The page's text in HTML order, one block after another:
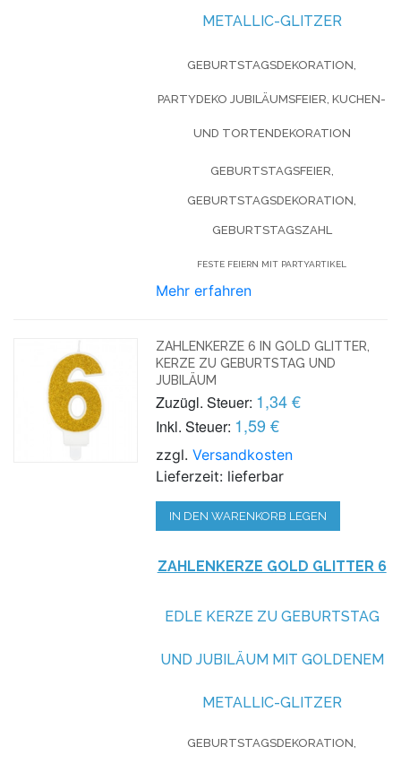
METALLIC-GLITZER
GEBURTSTAGSDEKORATION,
PARTYDEKO JUBILÄUMSFEIER, KUCHEN-
UND TORTENDEKORATION
GEBURTSTAGSFEIER,
GEBURTSTAGSDEKORATION,
GEBURTSTAGSZAHL
FESTE FEIERN MIT PARTYARTIKEL
Mehr erfahren
ZAHLENKERZE 6 IN GOLD GLITTER,
KERZE ZU GEBURTSTAG UND
JUBILÄUM
Zuzügl. Steuer: 1,34 €
Inkl. Steuer: 1,59 €
zzgl.Versandkosten
Lieferzeit: lieferbar
IN DEN WARENKORB LEGEN
ZAHLENKERZE GOLD GLITTER 6
EDLE KERZE ZU GEBURTSTAG
UND JUBILÄUM MIT GOLDENEM
METALLIC-GLITZER
GEBURTSTAGSDEKORATION,